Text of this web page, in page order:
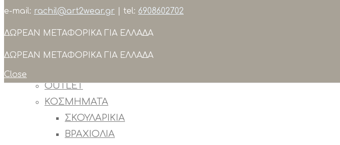
Search
ΣΥΛΛΟΓΕΣ
ΠΡΟΙΟΝΤΑ
OUTLET
ΚΟΣΜΗΜΑΤΑ
ΣΚΟΥΛΑΡΙΚΙΑ
ΒΡΑΧΙΟΛΙΑ
e-mail: rachil@art2wear.gr | tel: 6908602702
ΔΩΡΕΑΝ ΜΕΤΑΦΟΡΙΚΑ ΓΙΑ ΕΛΛΑΔΑ
ΔΩΡΕΑΝ ΜΕΤΑΦΟΡΙΚΑ ΓΙΑ ΕΛΛΑΔΑ
Close